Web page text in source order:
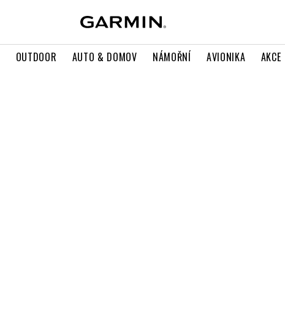
OUTDOOR AUTO & DOMOV NÁMOŘNÍ AVIONIKA AKCE